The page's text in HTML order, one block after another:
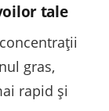
tale
gras,
rapid și